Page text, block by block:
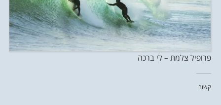
פרופיל צלמת – לי ברכה
קשור